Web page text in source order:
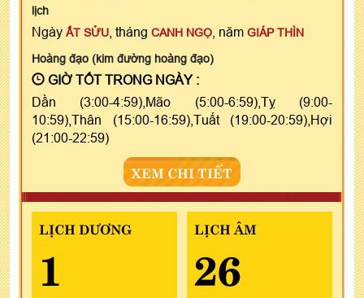
lịch
Ngày ẤT SỬU , tháng CANH NGỌ , năm GIÁP THÌN
Hoàng đạo (kim đường hoàng đạo)
GIỜ TỐT TRONG NGÀY :
Dần (3:00-4:59),Mão (5:00-6:59),Tỵ (9:00-
10:59),Thân (15:00-16:59),Tuất (19:00-20:59),Hợi
(21:00-22:59)
XEM CHI TIẾT
LỊCH DƯƠNG
1
LỊCH ÂM
26